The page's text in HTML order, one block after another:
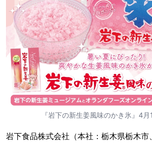
『岩下の新生姜風味のかき氷』4
岩下食品株式会社（本社：栃木県栃木市